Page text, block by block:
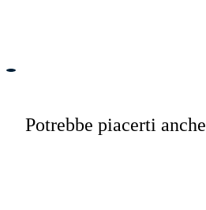
Potrebbe piacerti anche